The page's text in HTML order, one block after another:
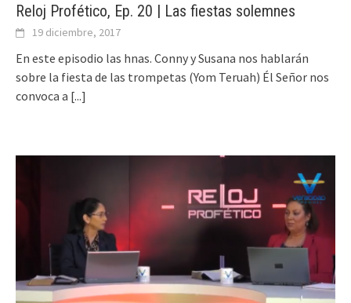
Reloj Profético, Ep. 20 | Las fiestas solemnes
19 diciembre, 2017
En este episodio las hnas. Conny y Susana nos hablarán
sobre la fiesta de las trompetas (Yom Teruah) Él Señor nos
convoca a [...]